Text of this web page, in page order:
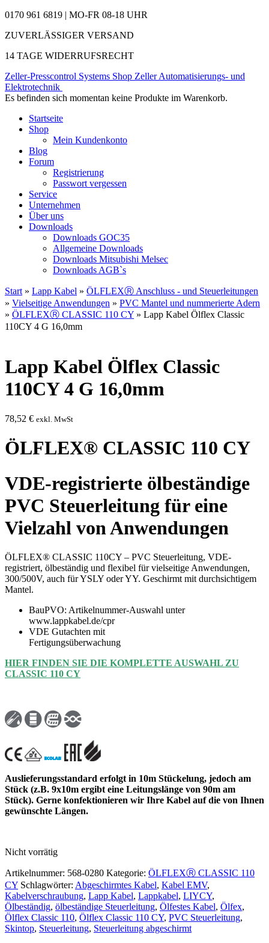
0170 961 6819 | MO-FR 08-18 UHR
ZUVERLÄSSIGER VERSAND
14 TAGE WIDERRUFSRECHT
Zeller-Presscontrol Systems Shop Zeller Automatisierungs- und
Elektrotechnik
Es befinden sich momentan keine Produkte im Warenkorb.
Startseite
Shop
Mein Kundenkonto
Blog
Forum
Registrierung
Passwort vergessen
Service
Unternehmen
Über uns
Downloads
Downloads GOC35
Allgemeine Downloads
Downloads Mitsubishi Melsec
Downloads AGB`s
Start » Lapp Kabel » ÖLFLEXⓇ Anschluss - und Steuerleitungen
» Vielseitige Anwendungen » PVC Mantel und nummerierte Adern
» ÖLFLEXⓇ CLASSIC 110 CY » Lapp Kabel Ölflex Classic
110CY 4 G 16,0mm
Lapp Kabel Ölflex Classic
110CY 4 G 16,0mm
78,52 € exkl. MwSt
ÖLFLEX® CLASSIC 110 CY
VDE-registrierte ölbeständige
PVC Steuerleitung für eine
Vielzahl von Anwendungen
ÖLFLEX® CLASSIC 110CY – PVC Steuerleitung, VDE-
registriert, ölbeständig und flexibel für vielseitige Anwendungen,
300/500V, auch für YSLY oder YY. Geschirmt mit durchsichtigem
Mantel.
BauPVO: Artikelnummer-Auswahl unter
www.lappkabel.de/cpr
VDE Gutachten mit
Fertigungsüberwachung
HIER FINDEN SIE DIE KOMPLETTE AUSWAHL ZU
CLASSIC 110 CY
Auslieferungsstandard erfolgt in 10m Stückelung, jedoch am
Stück (z.B. 9x10m ergibt eine Leitungslänge von 90m am
Stück). Gerne konfektionieren wir Ihre Kabel auf die von Ihnen
gewünschte Längen.
Nicht vorrätig
Artikelnummer: 568-0280 Kategorie: ÖLFLEXⓇ CLASSIC 110
CY Schlagwörter: Abgeschirmtes Kabel, Kabel EMV,
Kabelverschraubung, Lapp Kabel, Lappkabel, LIYCY,
Ölbeständig, ölbeständige Steuerleitung, Ölfestes Kabel, Ölfex,
Ölflex Classic 110, Ölflex Classic 110 CY, PVC Steuerleitung,
Skintop, Steuerleitung, Steuerleitung abgeschirmt